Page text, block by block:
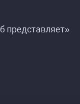
представляет»